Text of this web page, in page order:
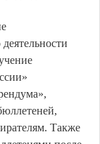
Также